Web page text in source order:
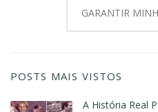
GARANTIR
POSTS MAIS VISTOS
A História Real